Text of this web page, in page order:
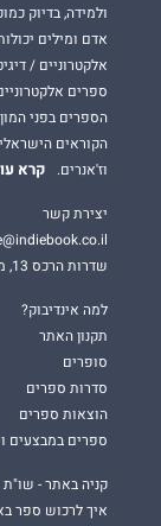
ולמידה, בדיוק
אדם ומילים
אלקטרוניים /
ספרים
הספרים בפני
הקוראים
וז'אנרים.
קרא
יצירת קשר
שדרות הרכס 13, מודיעין
למה אינדיבוק?
תקנון האתר
סופרים
סדרות ספרים
הוצאות ספרים
ספרים במבצעים
קניה באתר - שו"ת
איך לרכוש ספר